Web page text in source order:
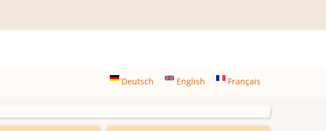
Deutsch English Français